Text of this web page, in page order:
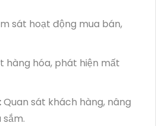
sát hoạt động mua bán,
hàng hóa, phát hiện mất
Quan sát khách hàng, nâng